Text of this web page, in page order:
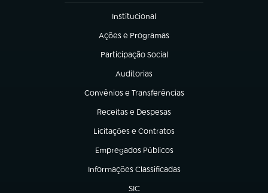
Institucional
(abre em nova aba)
Ações e Programas
(abre em nova aba)
Participação Social
(abre em nova aba)
Auditorias
(abre em nova aba)
Convênios e Transferências
(abre em nova aba)
Receitas e Despesas
(abre em nova aba)
Licitações e Contratos
(abre em nova aba)
Empregados Públicos
(abre em nova aba)
Informações Classificadas
(abre em nova aba)
SIC